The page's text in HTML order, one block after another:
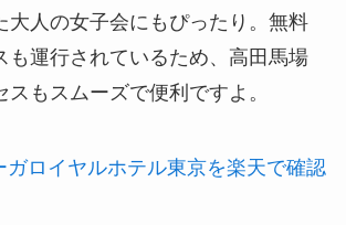
大人の女子会にもぴったり。無料
も運行されているため、高田馬場
もスムーズで便利ですよ。
ロイヤルホテル東京を楽天で確認